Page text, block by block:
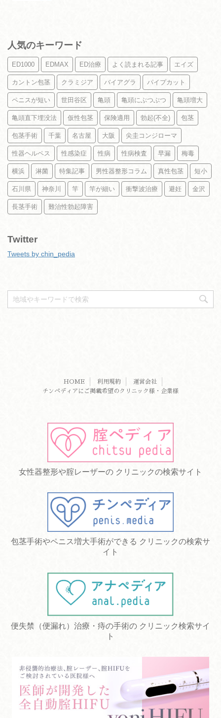
人気のキーワード
ED1000 EDMAX ED治療 よく読まれる記事 エイズ
カントン包茎 クラミジア バイアグラ パイプカット
ペニスが短い 世田谷区 亀頭 亀頭にぶつぶつ 亀頭増大
亀頭直下埋没法 仮性包茎 保険適用 勃起(不全) 包茎
包茎手術 千葉 名古屋 大阪 尖圭コンジローマ
性器ヘルペス 性感染症 性病 性病検査 早漏 梅毒
横浜 淋菌 特集記事 男性器整形コラム 真性包茎 短小
石川県 神奈川 竿 竿が細い 衝撃波治療 避妊 金沢
長茎手術 難治性勃起障害
Twitter
Tweets by chin_pedia
HOME 利用規約
運営会社
チンペディアにご掲載希望のクリニック様・企業様
女性器整形や腟レーザーの クリニックの検索サイト
包茎手術やペニス増大手術ができる クリニックの検索サ
イト
便失禁（便漏れ）治療・痔の手術の クリニック検索サイ
ト